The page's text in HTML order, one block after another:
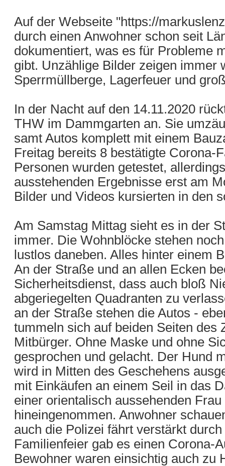
Auf der Webseite "https://
durch einen Anwohner schon seit
dokumentiert, was es für Probleme
gibt. Unzählige Bilder zeigen immer
Sperrmüllberge, Lagerfeuer und
In der Nacht auf den 14.11.2020
THW im Dammgarten an. Sie
samt Autos komplett mit einem
Freitag bereits 8 bestätigte Corona-
Personen wurden getestet,
ausstehenden Ergebnisse erst am
Bilder und Videos kursierten in den
Am Samstag Mittag sieht es in der
immer. Die Wohnblöcke stehen
lustlos daneben. Alles hinter einem
An der Straße und an allen Ecken
Sicherheitsdienst, dass auch bloß
abgeriegelten Quadranten zu
an der Straße stehen die Autos -
tummeln sich auf beiden Seiten des
Mitbürger. Ohne Maske und ohne
gesprochen und gelacht. Der Hund
wird in Mitten des Geschehens
mit Einkäufen an einem Seil in das
einer orientalisch aussehenden
hineingenommen. Anwohner
auch die Polizei fährt verstärkt
Familienfeier gab es einen Corona-
Bewohner waren einsichtig auch zu